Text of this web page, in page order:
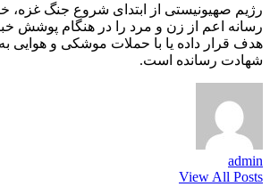
رژیم صهیونیستی از ابتدای شروع جنگ غزه،
رسانه اعم از زن و مرد را در هنگام پوشش
هدف قرار داده یا با حملات موشکی و هوایی
شهادت رسانده است.
admin
View All Posts